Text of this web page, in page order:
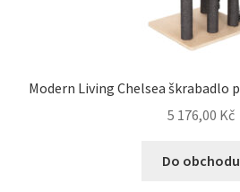
Modern Living Chelsea škrabadlo
5 176,00 Kč
Do obchodu